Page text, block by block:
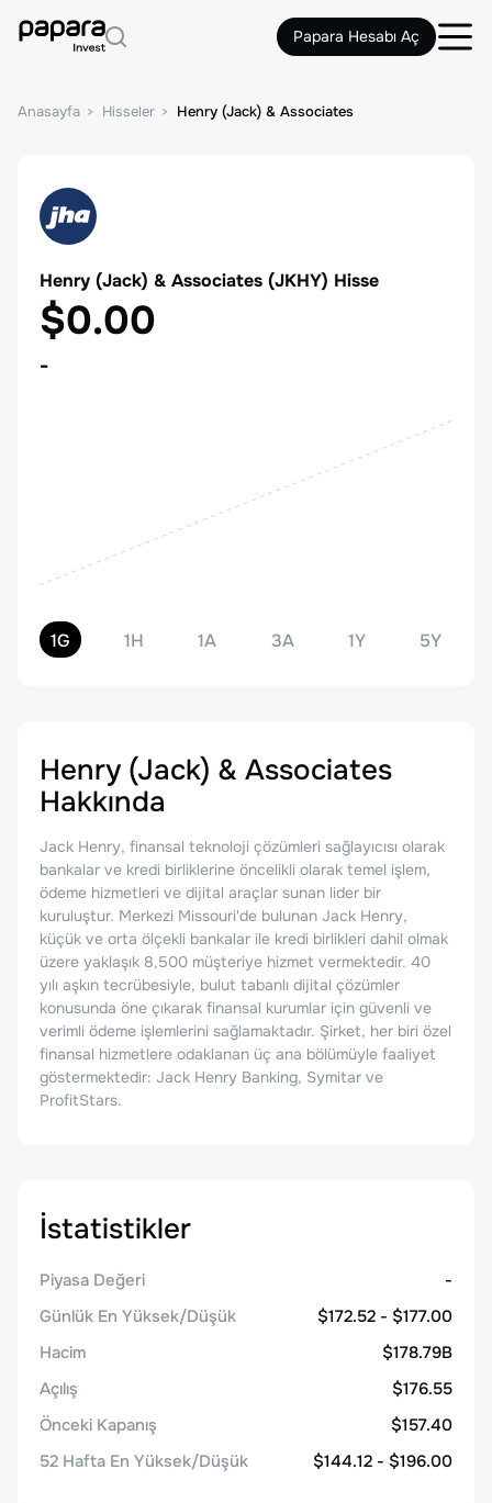
Papara Hesabı Aç
Anasayfa Hisseler Henry (Jack) & Associates
Henry (Jack) & Associates (JKHY) Hisse
$0.00
-
1G 1H 1A 3A 1Y 5Y
Henry (Jack) & Associates
Hakkında
Jack Henry, finansal teknoloji çözümleri sağlayıcısı olarak
bankalar ve kredi birliklerine öncelikli olarak temel işlem,
ödeme hizmetleri ve dijital araçlar sunan lider bir
kuruluştur. Merkezi Missouri'de bulunan Jack Henry,
küçük ve orta ölçekli bankalar ile kredi birlikleri dahil olmak
üzere yaklaşık 8,500 müşteriye hizmet vermektedir. 40
yılı aşkın tecrübesiyle, bulut tabanlı dijital çözümler
konusunda öne çıkarak finansal kurumlar için güvenli ve
verimli ödeme işlemlerini sağlamaktadır. Şirket, her biri özel
finansal hizmetlere odaklanan üç ana bölümüyle faaliyet
göstermektedir: Jack Henry Banking, Symitar ve
ProfitStars.
İstatistikler
Piyasa Değeri
-
Günlük En Yüksek/Düşük
$172.52 - $177.00
Hacim
$178.79B
Açılış
$176.55
Önceki Kapanış
$157.40
52 Hafta En Yüksek/Düşük
$144.12 - $196.00